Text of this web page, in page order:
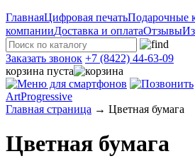
ГлавнаяЦифровая печатьПодарочные
компанииДоставка и оплатаОтзывы
Заказать звонок +7 (8422) 44-63-09
корзина пуста
ArtProgressive
Главная страница → Цветная бумага
Цветная бумага